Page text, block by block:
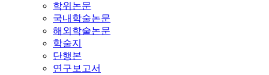
학위논문
국내학술논문
해외학술논문
학술지
단행본
연구보고서